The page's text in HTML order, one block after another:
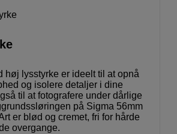
høj lysstyrke er ideelt til at opnå
og isolere detaljer i dine
til at fotografere under dårlige
på Sigma 56mm
er blød og cremet, fri for hårde
overgange.